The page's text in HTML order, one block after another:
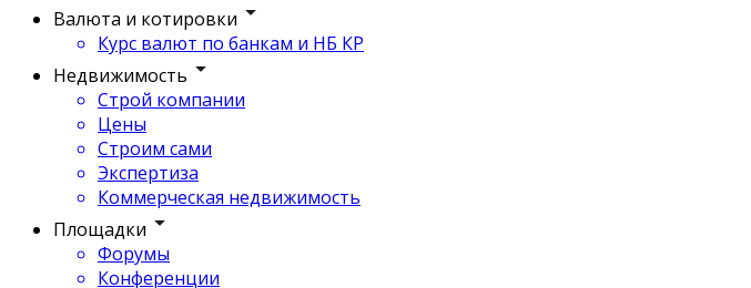
Валюта и котировки
Курс валют по банкам и НБ КР
Недвижимость
Строй компании
Цены
Строим сами
Экспертиза
Коммерческая недвижимость
Площадки
Форумы
Конференции